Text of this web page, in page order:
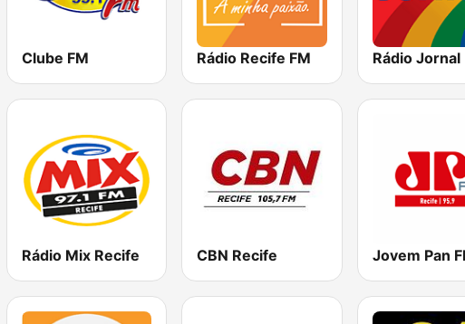
Clube FM Rádio Recife FM
Rádio Mix Recife CBN Recife